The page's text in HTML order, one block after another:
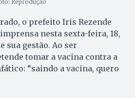
Reprodução
o prefeito Iris Rezende
nesta sexta-feira, 18,
sua gestão. Ao ser
tomar a vacina contra a
“saindo a vacina, quero